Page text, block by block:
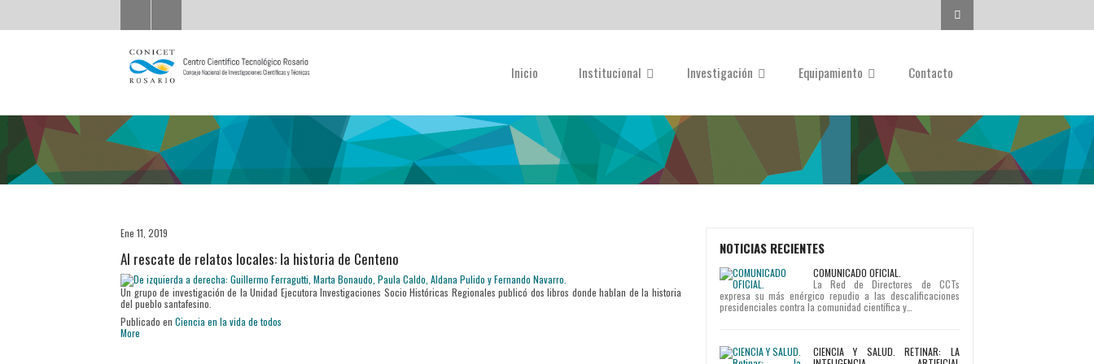
Inicio Institucional Investigación Equipamiento Contacto
Ene 11, 2019
Al rescate de relatos locales: la historia de Centeno
Un grupo de investigación de la Unidad Ejecutora Investigaciones Socio Históricas Regionales publicó dos libros donde hablan de la historia
del pueblo santafesino.
Publicado en Ciencia en la vida de todos
More
NOTICIAS RECIENTES
COMUNICADO OFICIAL.
La Red de Directores de CCTs
expresa su más enérgico repudio a las descalificaciones
presidenciales contra la comunidad científica y…
CIENCIA Y SALUD. RETINAR: LA